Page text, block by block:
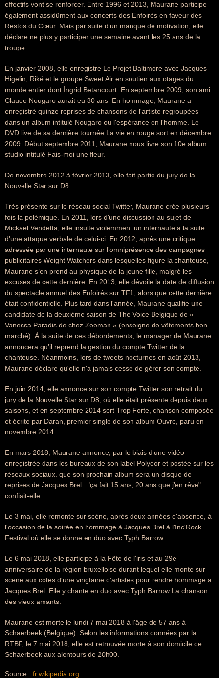
effectifs vont se renforcer. Entre 1996 et 2013, Maurane participe
également assidûment aux concerts des Enfoirés en faveur des
Restos du Cœur. Mais par suite d'un manque de motivation, elle
déclare ne plus y participer une semaine avant les 25 ans de la
troupe.
En janvier 2008, elle enregistre Le Projet Baltimore avec Jacques
Higelin, Riké et le groupe Sweet Air en soutien aux otages du
monde entier dont Íngrid Betancourt. En septembre 2009, son ami
Claude Nougaro aurait eu 80 ans. En hommage, Maurane a
enregistré quinze reprises de chansons de l'artiste regroupées
dans un album intitulé Nougaro ou l'espérance en l'homme. Le
DVD live de sa dernière tournée La vie en rouge sort en décembre
2009. Début septembre 2011, Maurane nous livre son 10e album
studio intitulé Fais-moi une fleur.
De novembre 2012 à février 2013, elle fait partie du jury de la
Nouvelle Star sur D8.
Très présente sur le réseau social Twitter, Maurane crée plusieurs
fois la polémique. En 2011, lors d'une discussion au sujet de
Mickaël Vendetta, elle insulte violemment un internaute à la suite
d'une attaque verbale de celui-ci. En 2012, après une critique
adressée par une internaute sur l’omniprésence des campagnes
publicitaires Weight Watchers dans lesquelles figure la chanteuse,
Maurane s’en prend au physique de la jeune fille, malgré les
excuses de cette dernière. En 2013, elle dévoile la date de diffusion
du spectacle annuel des Enfoirés sur TF1, alors que cette dernière
était confidentielle. Plus tard dans l'année, Maurane qualifie une
candidate de la deuxième saison de The Voice Belgique de «
Vanessa Paradis de chez Zeeman » (enseigne de vêtements bon
marché). À la suite de ces débordements, le manager de Maurane
annoncera qu’il reprend la gestion du compte Twitter de la
chanteuse. Néanmoins, lors de tweets nocturnes en août 2013,
Maurane déclare qu'elle n'a jamais cessé de gérer son compte.
En juin 2014, elle annonce sur son compte Twitter son retrait du
jury de la Nouvelle Star sur D8, où elle était présente depuis deux
saisons, et en septembre 2014 sort Trop Forte, chanson composée
et écrite par Daran, premier single de son album Ouvre, paru en
novembre 2014.
En mars 2018, Maurane annonce, par le biais d'une vidéo
enregistrée dans les bureaux de son label Polydor et postée sur les
réseaux sociaux, que son prochain album sera un disque de
reprises de Jacques Brel : "ça fait 15 ans, 20 ans que j'en rêve"
confiait-elle.
Le 3 mai, elle remonte sur scène, après deux années d'absence, à
l'occasion de la soirée en hommage à Jacques Brel à l'Inc'Rock
Festival où elle se donne en duo avec Typh Barrow.
Le 6 mai 2018, elle participe à la Fête de l'iris et au 29e
anniversaire de la région bruxelloise durant lequel elle monte sur
scène aux côtés d'une vingtaine d'artistes pour rendre hommage à
Jacques Brel. Elle y chante en duo avec Typh Barrow La chanson
des vieux amants.
Maurane est morte le lundi 7 mai 2018 à l'âge de 57 ans à
Schaerbeek (Belgique). Selon les informations données par la
RTBF, le 7 mai 2018, elle est retrouvée morte à son domicile de
Schaerbeek aux alentours de 20h00.
Source : fr.wikipedia.org